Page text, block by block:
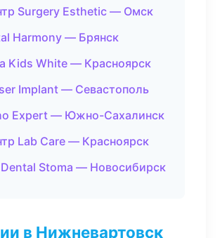
Surgery Esthetic — Омск
Harmony — Брянск
Kids White — Красноярск
Implant — Севастополь
Expert — Южно-Сахалинск
Lab Care — Красноярск
Stoma — Новосибирск
в Нижневартовск